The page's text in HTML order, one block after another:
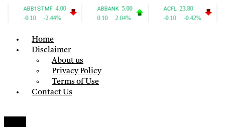
Home
Disclaimer
About us
Privacy Policy
Terms of Use
Contact Us